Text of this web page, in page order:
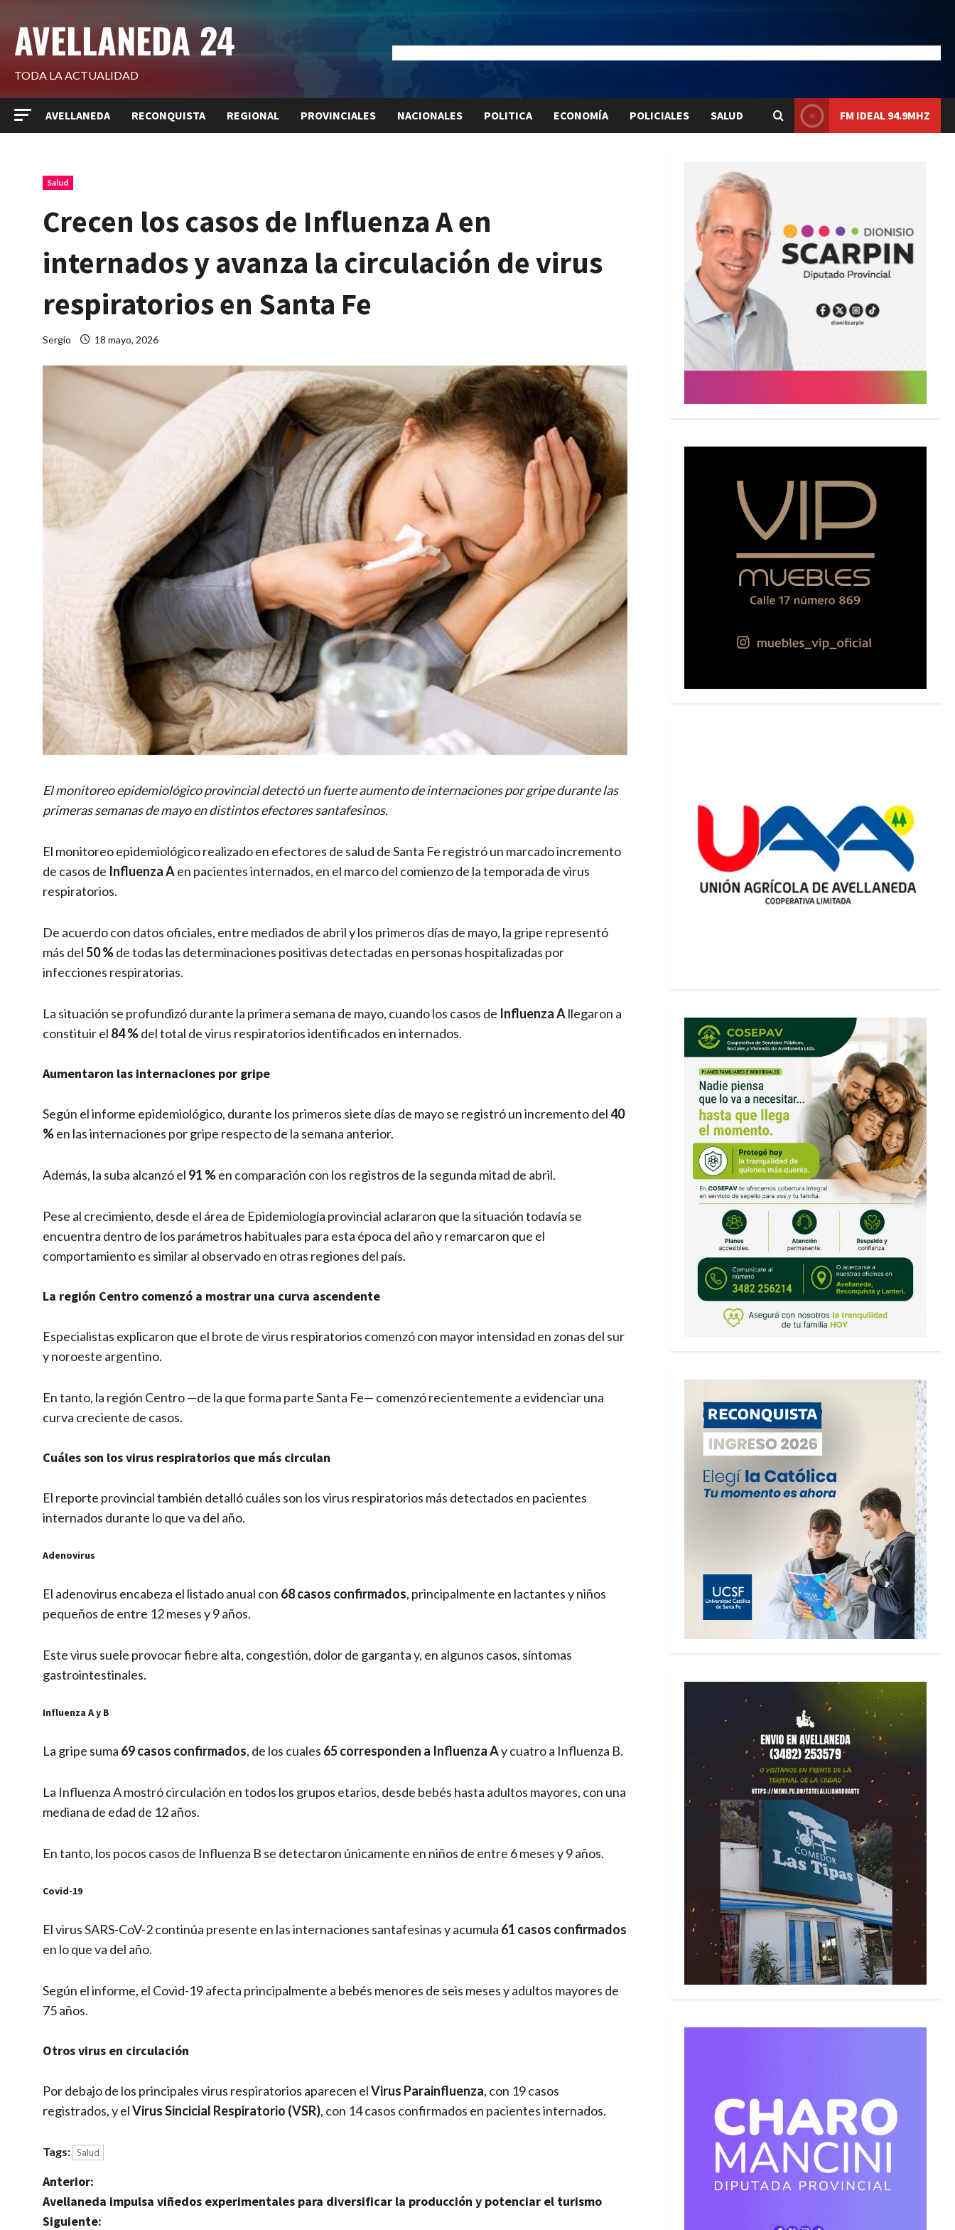
contenido
AVELLANEDA 24
TODA LA ACTUALIDAD
AVELLANEDA RECONQUISTA REGIONAL PROVINCIALES NACIONALES POLITICA ECONOMÍA POLICIALES SALUD FM IDEAL 94.9MHZ
Salud
Crecen los casos de Influenza A en
internados y avanza la circulación de virus
respiratorios en Santa Fe
Sergio 18 mayo, 2026
El monitoreo epidemiológico provincial detectó un fuerte aumento de internaciones por gripe durante las
primeras semanas de mayo en distintos efectores santafesinos.
El monitoreo epidemiológico realizado en efectores de salud de Santa Fe registró un marcado incremento
de casos de Influenza Aen pacientes internados, en el marco del comienzo de la temporada de virus
respiratorios.
De acuerdo con datos oficiales, entre mediados de abril y los primeros días de mayo, la gripe representó
más del50 %de todas las determinaciones positivas detectadas en personas hospitalizadas por
infecciones respiratorias.
La situación se profundizó durante la primera semana de mayo, cuando los casos de Influenza Allegaron a
constituir el 84 %del total de virus respiratorios identificados en internados.
Aumentaron las internaciones por gripe
Según el informe epidemiológico, durante los primeros siete días de mayo se registró un incremento del40
%en las internaciones por gripe respecto de la semana anterior.
Además, la suba alcanzó el 91 %en comparación con los registros de la segunda mitad de abril.
Pese al crecimiento, desde el área de Epidemiología provincial aclararon que la situación todavía se
encuentra dentro de los parámetros habituales para esta época del año y remarcaron que el
comportamiento es similar al observado en otras regiones del país.
La región Centro comenzó a mostrar una curva ascendente
Especialistas explicaron que el brote de virus respiratorios comenzó con mayor intensidad en zonas del sur
y noroeste argentino.
En tanto, la región Centro —de la que forma parte Santa Fe— comenzó recientemente a evidenciar una
curva creciente de casos.
Cuáles son los virus respiratorios que más circulan
El reporte provincial también detalló cuáles son los virus respiratorios más detectados en pacientes
internados durante lo que va del año.
Adenovirus
El adenovirus encabeza el listado anual con 68 casos confirmados, principalmente en lactantes y niños
pequeños de entre 12 meses y 9 años.
Este virus suele provocar fiebre alta, congestión, dolor de garganta y, en algunos casos, síntomas
gastrointestinales.
Influenza A y B
La gripe suma 69 casos confirmados, de los cuales 65 corresponden a Influenza Ay cuatro a Influenza B.
La Influenza A mostró circulación en todos los grupos etarios, desde bebés hasta adultos mayores, con una
mediana de edad de 12 años.
En tanto, los pocos casos de Influenza B se detectaron únicamente en niños de entre 6 meses y 9 años.
Covid-19
El virus SARS-CoV-2 continúa presente en las internaciones santafesinas y acumula 61 casos confirmados
en lo que va del año.
Según el informe, el Covid-19 afecta principalmente a bebés menores de seis meses y adultos mayores de
75 años.
Otros virus en circulación
Por debajo de los principales virus respiratorios aparecen elVirus Parainfluenza, con 19 casos
registrados, y elVirus Sincicial Respiratorio (VSR), con 14 casos confirmados en pacientes internados.
Tags: Salud
N
a
Anterior:
Avellaneda impulsa viñedos experimentales para diversificar la producción y potenciar el turismo
Siguiente: